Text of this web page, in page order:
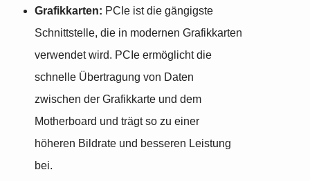
Grafikkarten: PCIe ist die gängigste
Schnittstelle, die in modernen Grafikkarten
verwendet wird. PCIe ermöglicht die
schnelle Übertragung von Daten
zwischen der Grafikkarte und dem
Motherboard und trägt so zu einer
höheren Bildrate und besseren Leistung
bei.